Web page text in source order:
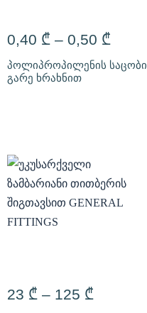
0,40 ₾ – 0,50 ₾
პოლიპროპილენის საცობი
გარე ხრახნით
23 ₾ – 125 ₾